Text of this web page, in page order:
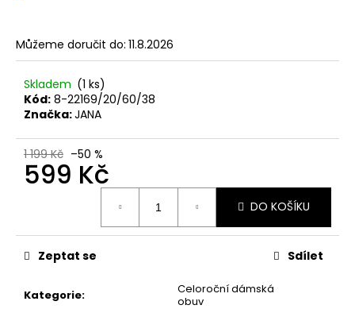
Můžeme doručit do: 11.8.2026
Skladem (1 ks)
Kód: 8-22169/20/60/38
Značka:JANA
1 199 Kč –50 %
599 Kč
DO KOŠÍKU
Kategorie:
Celoroční dámská
obuv
Zeptat se Sdílet
u
j
e
m
e
PÁNSKÉ
SANDÁLY
KEEN
099